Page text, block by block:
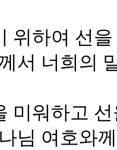
위하여 선
서 너희의
미워하고
님 여호와